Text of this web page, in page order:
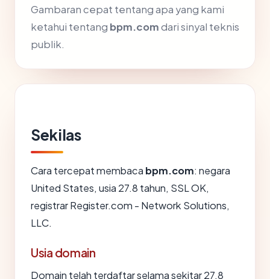
Gambaran cepat tentang apa yang kami
ketahui tentang bpm.comdari sinyal teknis
publik.
Sekilas
Cara tercepat membaca bpm.com: negara
United States, usia 27.8 tahun, SSL OK,
registrar Register.com - Network Solutions,
LLC.
Usia domain
Domain telah terdaftar selama sekitar 27.8